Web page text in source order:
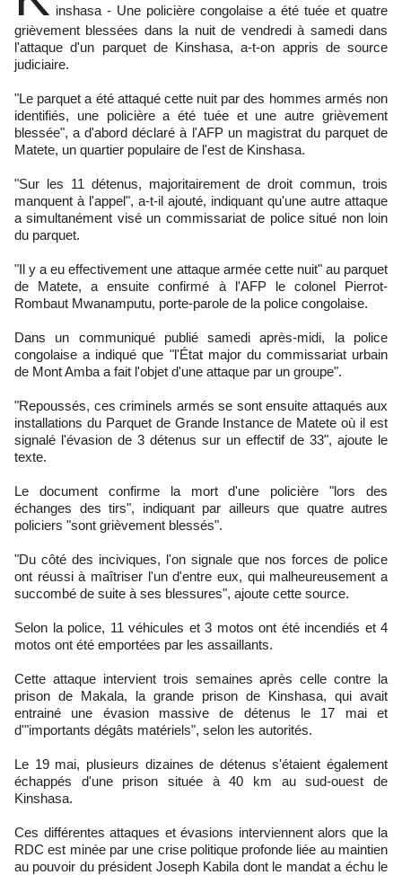
inshasa - Une policière congolaise a été tuée et quatre
grièvement blessées dans la nuit de vendredi à samedi dans
l'attaque d'un parquet de Kinshasa, a-t-on appris de source
judiciaire.
"Le parquet a été attaqué cette nuit par des hommes armés non
identifiés, une policière a été tuée et une autre grièvement
blessée", a d'abord déclaré à l'AFP un magistrat du parquet de
Matete, un quartier populaire de l'est de Kinshasa.
"Sur les 11 détenus, majoritairement de droit commun, trois
manquent à l'appel", a-t-il ajouté, indiquant qu'une autre attaque
a simultanément visé un commissariat de police situé non loin
du parquet.
"Il y a eu effectivement une attaque armée cette nuit" au parquet
de Matete, a ensuite confirmé à l'AFP le colonel Pierrot-
Rombaut Mwanamputu, porte-parole de la police congolaise.
Dans un communiqué publié samedi après-midi, la police
congolaise a indiqué que "l'État major du commissariat urbain
de Mont Amba a fait l'objet d'une attaque par un groupe".
"Repoussés, ces criminels armés se sont ensuite attaqués aux
installations du Parquet de Grande Instance de Matete où il est
signalé l'évasion de 3 détenus sur un effectif de 33", ajoute le
texte.
Le document confirme la mort d'une policière "lors des
échanges des tirs", indiquant par ailleurs que quatre autres
policiers "sont grièvement blessés".
"Du côté des inciviques, l'on signale que nos forces de police
ont réussi à maîtriser l'un d'entre eux, qui malheureusement a
succombé de suite à ses blessures", ajoute cette source.
Selon la police, 11 véhicules et 3 motos ont été incendiés et 4
motos ont été emportées par les assaillants.
Cette attaque intervient trois semaines après celle contre la
prison de Makala, la grande prison de Kinshasa, qui avait
entrainé une évasion massive de détenus le 17 mai et
d'"importants dégâts matériels", selon les autorités.
Le 19 mai, plusieurs dizaines de détenus s'étaient également
échappés d'une prison située à 40 km au sud-ouest de
Kinshasa.
Ces différentes attaques et évasions interviennent alors que la
RDC est minée par une crise politique profonde liée au maintien
au pouvoir du président Joseph Kabila dont le mandat a échu le